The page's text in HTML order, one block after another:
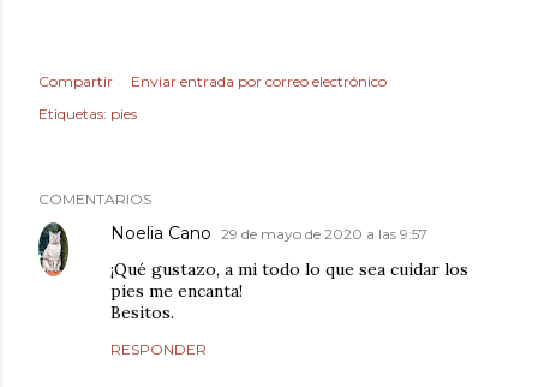
Compartir
Enviar entrada por correo electrónico
Etiquetas: pies
COMENTARIOS
Noelia Cano 29 de mayo de 2020 a las 9:57
¡Qué gustazo, a mi todo lo que sea cuidar los
pies me encanta!
Besitos.
RESPONDER